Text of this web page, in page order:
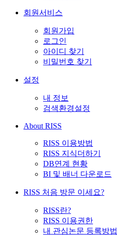
회원서비스
회원가입
로그인
아이디 찾기
비밀번호 찾기
설정
내 정보
검색환경설정
About RISS
RISS 이용방법
RISS 지식더하기
DB연계 현황
BI 및 배너 다운로드
RISS 처음 방문 이세요?
RISS란?
RISS 이용권한
내 관심논문 등록방법